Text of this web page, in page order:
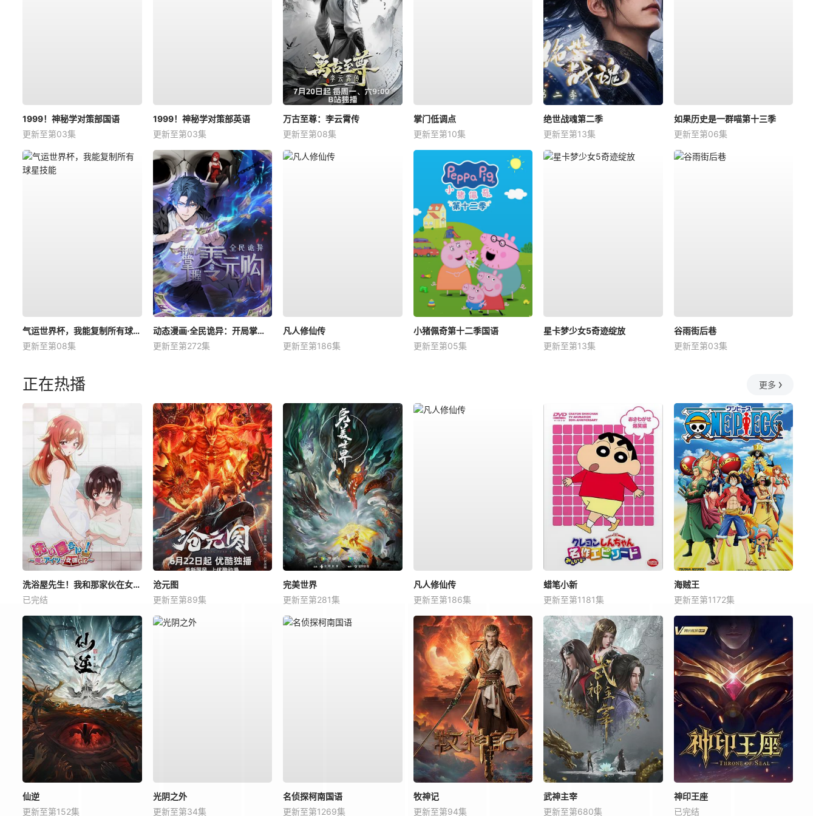
1999！神秘学对策部国语
更新至第03集
1999！神秘学对策部英语
更新至第03集
万古至尊：李云霄传
更新至第08集
掌门低调点
更新至第10集
绝世战魂第二季
更新至第13集
如果历史是一群喵第十三季
更新至第06集
气运世界杯，我能复制所有球星技能
更新至第08集
动态漫画·全民诡异：开局掌握零元购
更新至第272集
凡人修仙传
更新至第186集
小猪佩奇第十二季国语
更新至第05集
星卡梦少女5奇迹绽放
更新至第13集
谷雨街后巷
更新至第03集
正在热播 更多
洗浴屋先生！我和那家伙在女浴池！？
已完结
沧元图
更新至第89集
完美世界
更新至第281集
凡人修仙传
更新至第186集
蜡笔小新
更新至第1181集
海贼王
更新至第1172集
仙逆
更新至第152集
光阴之外
更新至第34集
名侦探柯南国语
更新至第1269集
牧神记
更新至第94集
武神主宰
更新至第680集
神印王座
已完结